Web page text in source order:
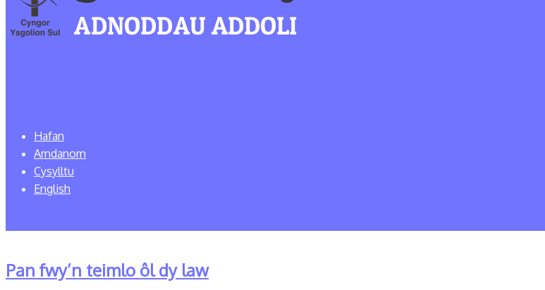
Hafan
Amdanom
Cysylltu
English
Pan fwy’n teimlo ôl dy law